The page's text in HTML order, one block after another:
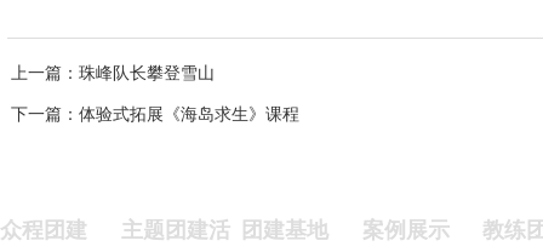
上一篇：珠峰队长攀登雪山
下一篇：体验式拓展《海岛求生》课程
众程团建
主题团建活
团建基地 案例展示 教练